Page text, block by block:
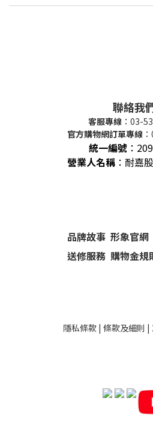
聯絡我
客服專線 ：03-
官方購物網訂單專線
統一編號 ：
營業人名稱 ：耐嘉
品牌故事 形象官網
送修服務 購物金規
隱私條款 | 條款及細則 |